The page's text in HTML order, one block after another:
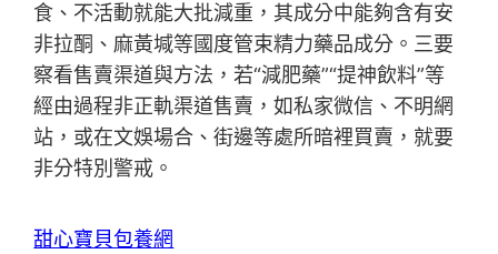
食、不活動就能大批減重，其成分中能夠含有安
非拉酮、麻黃堿等國度管束精力藥品成分。三要
察看售賣渠道與方法，若“減肥藥”“提神飲料”等
經由過程非正軌渠道售賣，如私家微信、不明網
站，或在文娛場合、街邊等處所暗裡買賣，就要
非分特別警戒。
甜心寶貝包養網